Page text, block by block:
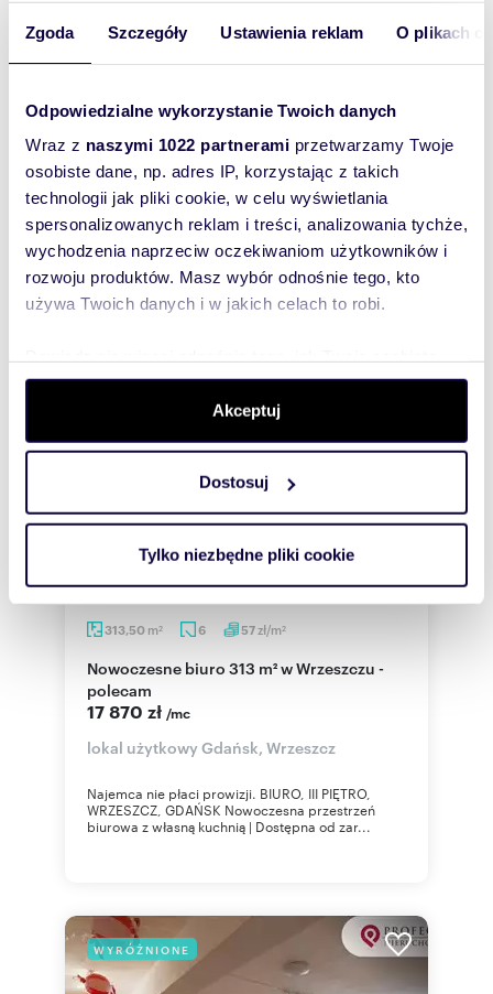
Zgoda Szczegóły Ustawienia reklam O plikach
Odpowiedzialne wykorzystanie Twoich danych
Wraz z naszymi 1022 partnerami przetwarzamy Twoje
osobiste dane, np. adres IP, korzystając z takich
technologii jak pliki cookie, w celu wyświetlania
spersonalizowanych reklam i treści, analizowania tychże,
wychodzenia naprzeciw oczekiwaniom użytkowników i
rozwoju produktów. Masz wybór odnośnie tego, kto
używa Twoich danych i w jakich celach to robi.
dane są przetwarzane oraz ustaw własne preferencje w
. W Deklaracji plików cookie możesz
zmienić lub wycofać swoją zgodę w dowolnej chwili.
Wykorzystujemy pliki cookie do spersonalizowania treści
i reklam, aby oferować funkcje społecznościowe i
korzystasz z naszej witryny, udostępniamy partnerom
Partnerzy mogą połączyć te informacje z innymi danymi
korzystania z ich usług.
Akceptuj
Dostosuj
Tylko niezbędne pliki cookie
193m2 93zł/m2
centrum Wrzeszcza
lokal użytkowy Gdańsk, Wrzeszcz
Na wynajem - Lokal handlowo-usługowy w sercu
Wrzeszcza Cena: 19 000 PLN netto/miesięcznie
Powierzchnia: 193 m Cena za m: 98 PLN ...
313,50 m2 6 57zł/m2
Nowoczesne biuro 313 m² w Wrzeszczu -
polecam
17 870 zł /mc
lokal użytkowy Gdańsk, Wrzeszcz
Najemca nie płaci prowizji. BIURO, III PIĘTRO,
WRZESZCZ, GDAŃSK Nowoczesna przestrzeń
biurowa z własną kuchnią | Dostępna od zar...
WYRÓŻNIONE